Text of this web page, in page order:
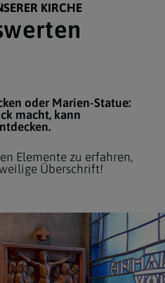
KIRCHE
oder Marien-Statue:
macht, kann
Elemente zu erfahren,
Überschrift!